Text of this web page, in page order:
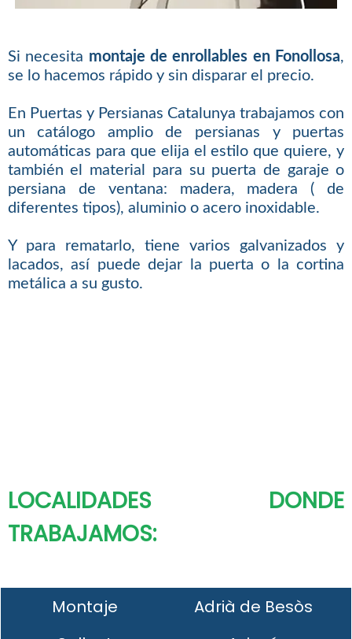
Si necesita montaje de enrollables en Fonollosa,
se lo hacemos rápido y sin disparar el precio.
En Puertas y Persianas Catalunya trabajamos con
un catálogo amplio de persianas y puertas
automáticas para que elija el estilo que quiere, y
también el material para su puerta de garaje o
persiana de ventana: madera, madera ( de
diferentes tipos), aluminio o acero inoxidable.
Y para rematarlo, tiene varios galvanizados y
lacados, así puede dejar la puerta o la cortina
metálica a su gusto.
LOCALIDADES DONDE
TRABAJAMOS:
Montaje
Adrià de Besòs